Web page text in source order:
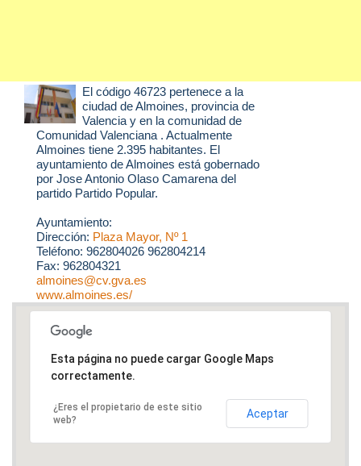
El código 46723 pertenece a la
ciudad deAlmoines, provincia de
Valencia y en la comunidad de
Comunidad Valenciana . Actualmente
Almoines tiene 2.395 habitantes. El
ayuntamiento de Almoines está gobernado
por Jose Antonio Olaso Camarena del
partido Partido Popular.
Ayuntamiento:
Dirección: Plaza Mayor, Nº 1
Teléfono: 962804026 962804214
Fax: 962804321
almoines@cv.gva.es
www.almoines.es/
Esta página no puede cargar Google Maps
correctamente.
¿Eres el propietario de este sitio
web?
Aceptar